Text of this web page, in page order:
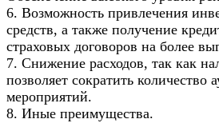
6. Возможность привлечения
средств, а также получение
страховых договоров на более
7. Снижение расходов, так как
позволяет сократить количество
мероприятий.
8. Иные преимущества.